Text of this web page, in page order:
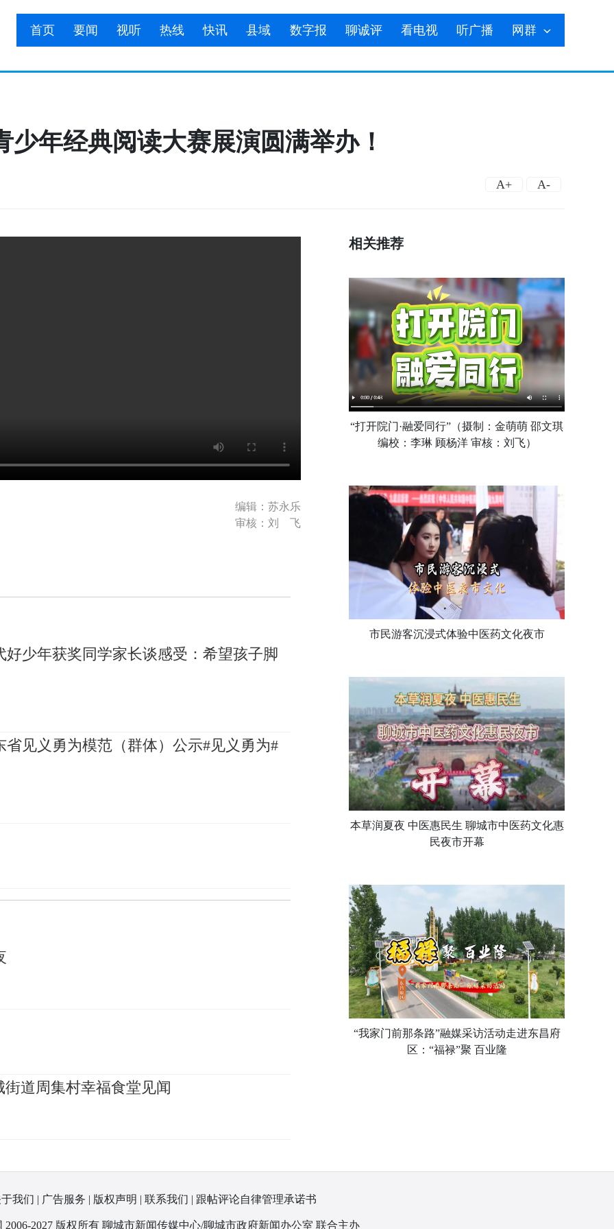
首页 要闻 视听 热线 快讯 县域 数字报 聊诚评 看电视 听广播 网群
年经典阅读大赛展演圆满举办！
A+ A-
编辑：苏永乐
审核：刘 飞
相关推荐
“打开院门·融爱同行”（摄制：金萌萌 邵文琪
编校：李琳 顾杨洋 审核：刘飞）
市民游客沉浸式体验中医药文化夜市
本草润夏夜 中医惠民生 聊城市中医药文化惠
民夜市开幕
“我家门前那条路”融媒采访活动走进东昌府
区：“福禄”聚 百业隆
少年获奖同学家长谈感受：希望孩子脚
省见义勇为模范（群体）公示#见义勇为#
道周集村幸福食堂见闻
我们 | 广告服务 | 版权声明 | 联系我们 | 跟帖评论自律管理承诺书
2006-2027 版权所有 聊城市新闻传媒中心/聊城市政府新闻办公室 联合主办